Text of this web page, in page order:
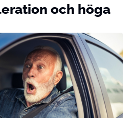
och höga